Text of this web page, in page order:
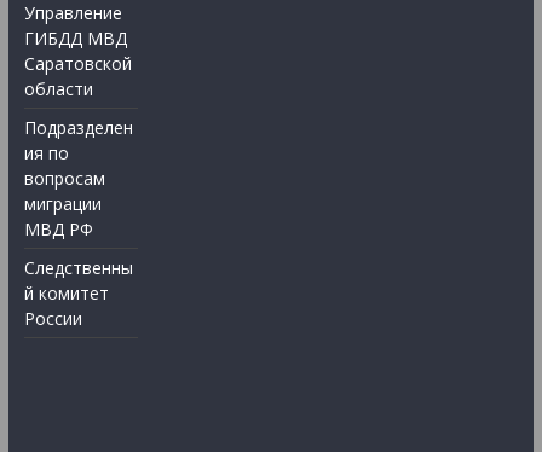
Управление
ГИБДД МВД
Саратовской
области
Подразделен
ия по
вопросам
миграции
МВД РФ
Следственны
й комитет
России